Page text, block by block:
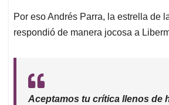
Por eso Andrés Parra, la estrella de
respondió de manera jocosa a
Aceptamos tu crítica llenos de